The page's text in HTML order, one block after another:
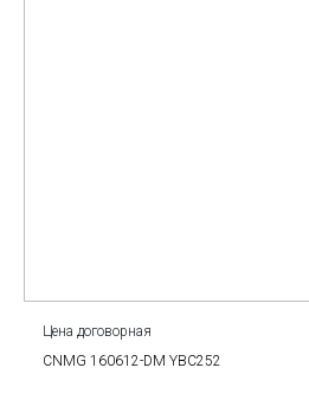
Цена договорная
CNMG 160612-DM YBC252